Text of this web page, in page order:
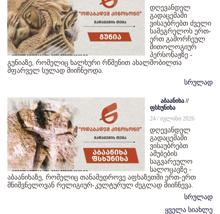
დღევანდელ
გადაცემაში
ვისაუბრებთ ძველი
სამეგრელოს ერთ-
ერთ გამორჩეულ
მითოლოგიურ
პერსონაჟზე -
გუნიაზე, რომელიც ხალხური რწმენით ახალშობილთა
მფარველ სულად მიიჩნეოდა.
სრულად
აბაანიხა //
ფსხუნიხა
24 / ივლისი 2026
დღევანდელ
გადაცემაში
ვისაუბრებთ
აშუბების
საგვარეულო
სალოცავზე -
აბაანიხაზე, რომელიც თანამედროვე აფხაზეთში ერთ-ერთ
მნიშვნელოვან რელიგიურ-კულტურულ ძეგლად მიიჩნევა.
სრულად
ყველა სიახლე